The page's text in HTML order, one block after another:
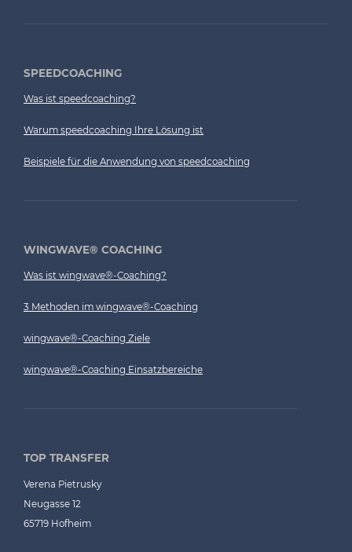
SPEEDCOACHING
Was ist speedcoaching?
Warum speedcoaching Ihre Lösung ist
Beispiele für die Anwendung von speedcoaching
WINGWAVE® COACHING
Was ist wingwave®-Coaching?
3 Methoden im wingwave®-Coaching
wingwave®-Coaching Ziele
wingwave®-Coaching Einsatzbereiche
TOP TRANSFER
Verena Pietrusky
Neugasse 12
65719 Hofheim